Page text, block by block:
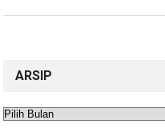
ARSIP
Arsip